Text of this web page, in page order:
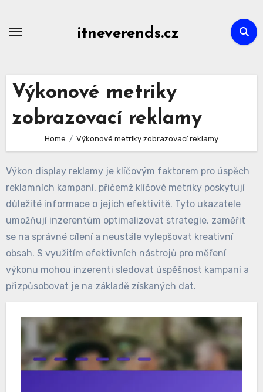
itneverends.cz
Výkonové metriky
zobrazovací reklamy
Home Výkonové metriky zobrazovací reklamy
Výkon display reklamy je klíčovým faktorem pro úspěch
reklamních kampaní, přičemž klíčové metriky poskytují
důležité informace o jejich efektivitě. Tyto ukazatele
umožňují inzerentům optimalizovat strategie, zaměřit
se na správné cílení a neustále vylepšovat kreativní
obsah. S využitím efektivních nástrojů pro měření
výkonu mohou inzerenti sledovat úspěšnost kampaní a
přizpůsobovat je na základě získaných dat.